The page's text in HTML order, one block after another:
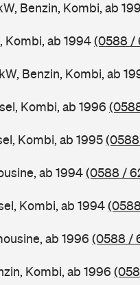
Benzin, Kombi, ab
Kombi, ab 1994(0588 /
Benzin, Kombi, ab
Kombi, ab 1996
Kombi, ab 1995
ab 1994(0588 /
Kombi, ab 1994
ab 1996 (0588 /
Kombi, ab 1996